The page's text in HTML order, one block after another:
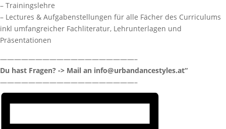
– Trainingslehre
– Lectures & Aufgabenstellungen für alle Fächer des Curriculums
inkl umfangreicher Fachliteratur, Lehrunterlagen und
Präsentationen
———————————————————–
Du hast Fragen? -> Mail an info@urbandancestyles.at“
———————————————————–